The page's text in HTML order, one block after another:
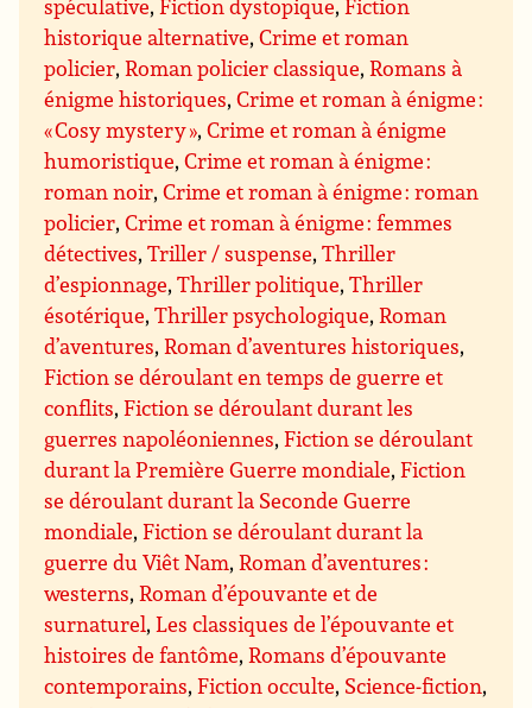
spéculative,Fiction dystopique,Fiction
historique alternative,Crime et roman
policier,Roman policier classique,Romans à
énigme historiques,Crime et roman à énigme :
« Cosy mystery »,Crime et roman à énigme
humoristique,Crime et roman à énigme :
roman noir,Crime et roman à énigme : roman
policier,Crime et roman à énigme : femmes
détectives,Triller / suspense,Thriller
d’espionnage,Thriller politique,Thriller
ésotérique,Thriller psychologique,Roman
d’aventures,Roman d’aventures historiques,
Fiction se déroulant en temps de guerre et
conflits,Fiction se déroulant durant les
guerres napoléoniennes,Fiction se déroulant
durant la Première Guerre mondiale,Fiction
se déroulant durant la Seconde Guerre
mondiale,Fiction se déroulant durant la
guerre du Viêt Nam,Roman d’aventures :
westerns,Roman d’épouvante et de
surnaturel,Les classiques de l’épouvante et
histoires de fantôme,Romans d’épouvante
contemporains,Fiction occulte, Science-fiction,